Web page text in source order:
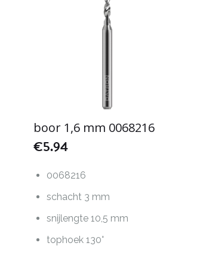
boor 1,6 mm 0068216
€5.94
0068216
schacht 3 mm
snijlengte 10,5 mm
tophoek 130°